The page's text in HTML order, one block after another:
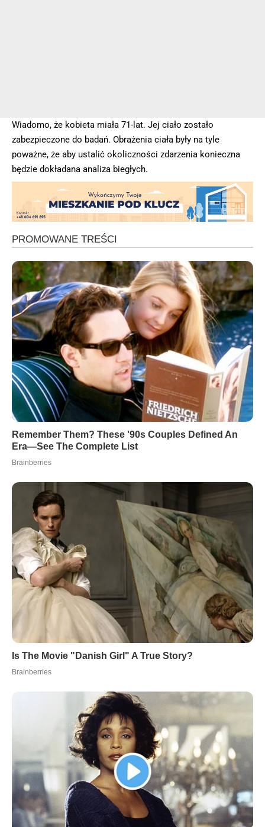
Wiadomo, że kobieta miała 71-lat. Jej ciało zostało
zabezpieczone do badań. Obrażenia ciała były na tyle
poważne, że aby ustalić okoliczności zdarzenia konieczna
będzie dokładana analiza biegłych.